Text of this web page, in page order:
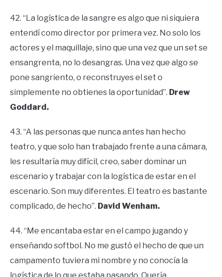
42. “La logística de la sangre es algo que ni siquiera
entendí como director por primera vez. No solo los
actores y el maquillaje, sino que una vez que un set se
ensangrenta, no lo desangras. Una vez que algo se
pone sangriento, o reconstruyes el set o
simplemente no obtienes la oportunidad”. Drew
Goddard.
43. “A las personas que nunca antes han hecho
teatro, y que solo han trabajado frente a una cámara,
les resultaría muy difícil, creo, saber dominar un
escenario y trabajar con la logística de estar en el
escenario. Son muy diferentes. El teatro es bastante
complicado, de hecho”. David Wenham.
44. “Me encantaba estar en el campo jugando y
enseñando softbol. No me gustó el hecho de que un
campamento tuviera mi nombre y no conocía la